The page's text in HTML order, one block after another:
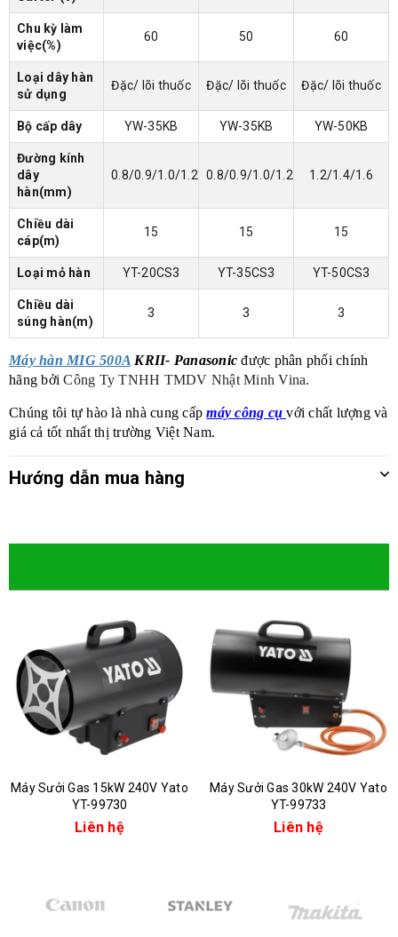
Chu kỳ làm
việc(%)
60 50 60
Loại dây hàn
sử dụng
Đặc/ lõi thuốc Đặc/ lõi thuốc Đặc/ lõi thuốc
Bộ cấp dây YW-35KB YW-35KB YW-50KB
Đường kính
dây
hàn(mm)
0.8/0.9/1.0/1.2 0.8/0.9/1.0/1.2 1.2/1.4/1.6
Chiều dài
cáp(m)
15 15 15
Loại mỏ hàn YT-20CS3 YT-35CS3 YT-50CS3
Chiều dài
súng hàn(m)
3 3 3
Máy hàn MIG 500A KRII- Panasonicđược phân phối chính
hãng bởi Công Ty TNHH TMDV Nhật Minh Vina.
Chúng tôi tự hào là nhà cung cấpmáy công cụvới chất lượng và
giá cả tốt nhất thị trường Việt Nam.
Hướng dẫn mua hàng
Máy Sưởi Gas 15kW 240V Yato
YT-99730
Liên hệ
Máy Sưởi Gas 30kW 240V Yato
YT-99733
Liên hệ